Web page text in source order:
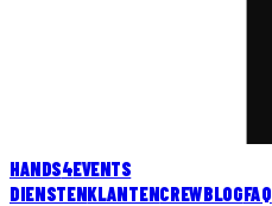
HANDS4EVENTS
DIENSTENKLANTENCREWBLOGFAQ